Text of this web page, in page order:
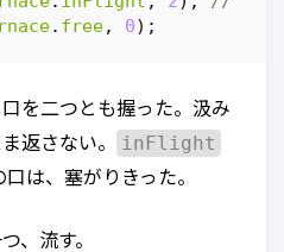
. free, 0);
を二つとも握った。汲み
返さない。
inFlight
は、塞がりきった。
、流す。